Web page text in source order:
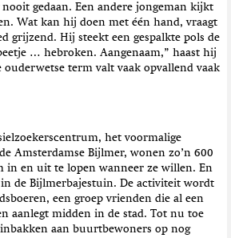
gedaan. Een andere jongeman kijkt
Wat kan hij doen met één hand, vraagt
grijzend. Hij steekt een gespalkte pols de
… hebroken. Aangenaam,” haast hij
ouderwetse term valt vaak opvallend vaak
het voormalige
Amsterdamse Bijlmer, wonen zo’n 600
in en uit te lopen wanneer ze willen. En
de Bijlmerbajestuin. De activiteit wordt
een groep vrienden die al een
aanlegt midden in de stad. Tot nu toe
aan buurtbewoners op nog